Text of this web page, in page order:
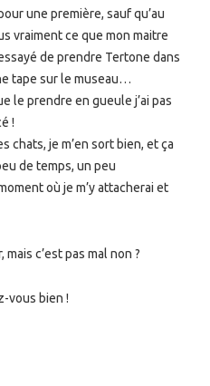
une première, sauf qu’au
vraiment ce que mon maitre
de prendre Tertone dans
tape sur le museau…
le prendre en gueule j’ai pas
!
chats, je m’en sort bien, et ça
de temps, un peu
où je m’y attacherai et
c’est pas mal non ?
vous bien !